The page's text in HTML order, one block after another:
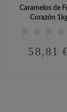
Caramelos de
Corazón
58,81